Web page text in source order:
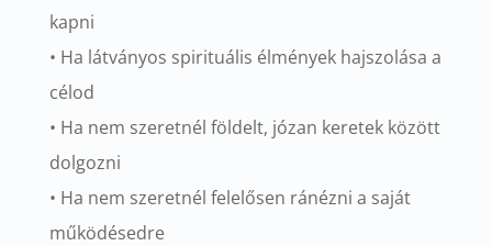
kapni
• Ha látványos spirituális élmények hajszolása a
célod
• Ha nem szeretnél földelt, józan keretek között
dolgozni
• Ha nem szeretnél felelősen ránézni a saját
működésedre